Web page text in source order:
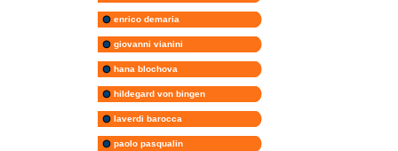
enrico demaria
giovanni vianini
hana blochova
hildegard von bingen
laverdi barocca
paolo pasqualin